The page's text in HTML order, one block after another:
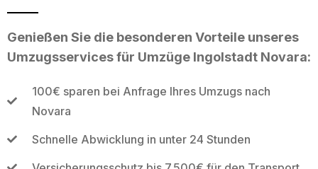
Genießen Sie die besonderen Vorteile unseres
Umzugsservices für Umzüge Ingolstadt Novara:
100€ sparen bei Anfrage Ihres Umzugs nach
Novara
Schnelle Abwicklung in unter 24 Stunden